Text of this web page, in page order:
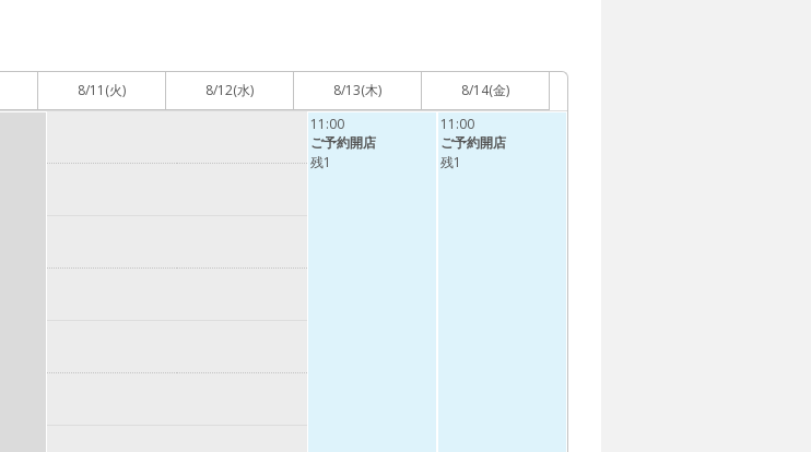
8/11 (火) 8/12(水) 8/13(木) 8/14(金)
11:00
ご予約開店
残1
11:00
ご予約開店
残1